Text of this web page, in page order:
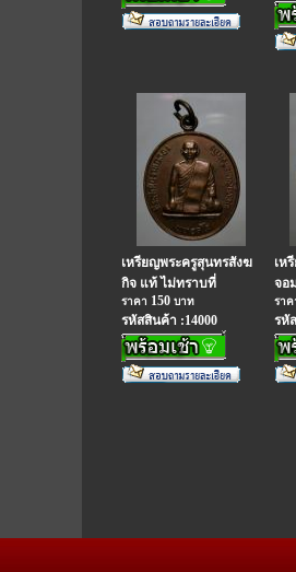
เหรียญพระครูสุนทรสังฆ
กิจ แท้ ไม่ทราบที่
ราคา 150 บาท
รหัสสินค้า :14000
เห
จอ
รา
รหั